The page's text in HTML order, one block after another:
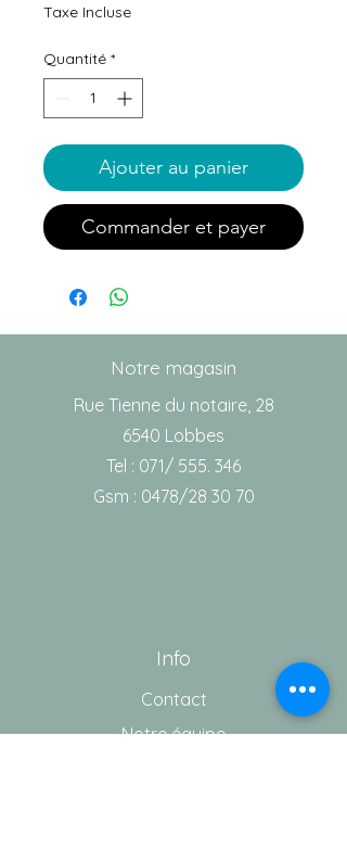
Taxe Incluse
Quantité *
Ajouter au panier
Commander et payer
Notre magasin
Rue Tienne du notaire, 28
6540 Lobbes
Tel : 071/ 555. 346
Gsm : 0478/28 30 70
Info
Contact
Notre équipe